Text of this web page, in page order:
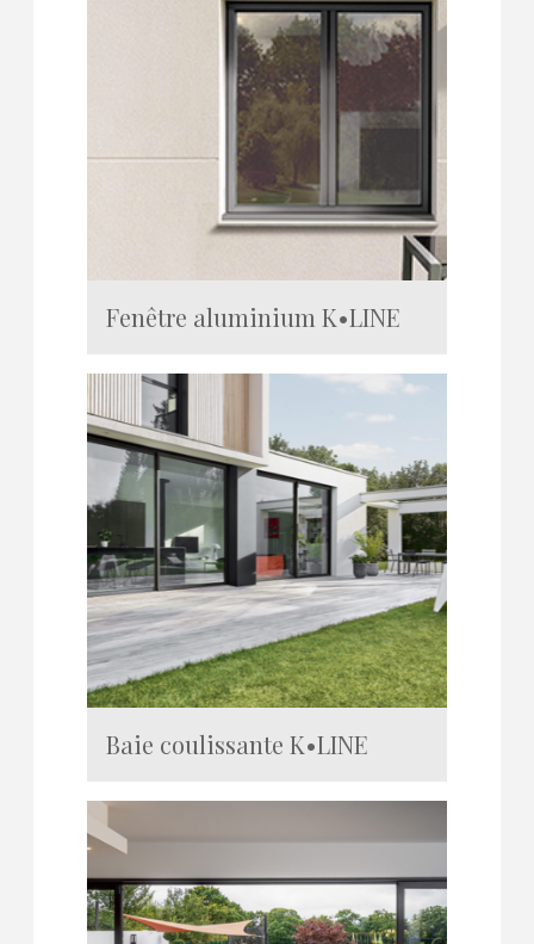
Fenêtre aluminium K•LINE
Baie coulissante K•LINE